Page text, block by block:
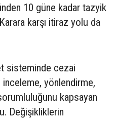
10 güne kadar tazyik
karşı itiraz yolu da
sisteminde cezai
inceleme, yönlendirme,
kapsayan
Değişikliklerin